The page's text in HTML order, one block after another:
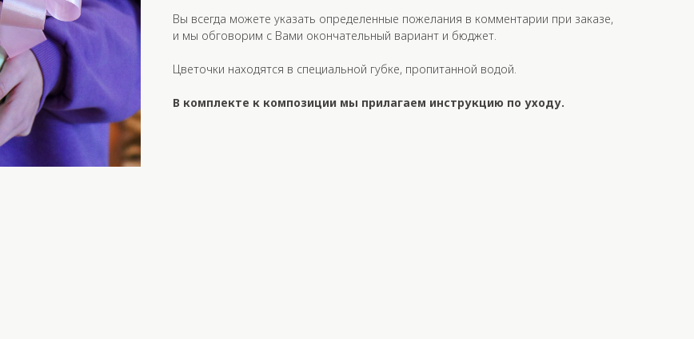
Вы всегда можете указать определенные пожелания в комментарии при заказе,
и мы обговорим с Вами окончательный вариант и бюджет.
Цветочки находятся в специальной губке, пропитанной водой.
В комплекте к композиции мы прилагаем инструкцию по уходу.